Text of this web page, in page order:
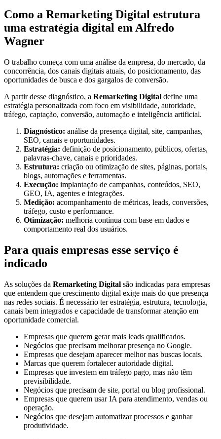
Como a Remarketing Digital estrutura
uma estratégia digital em Alfredo
Wagner
O trabalho começa com uma análise da empresa, do mercado, da
concorrência, dos canais digitais atuais, do posicionamento, das
oportunidades de busca e dos gargalos de conversão.
A partir desse diagnóstico, a Remarketing Digital define uma
estratégia personalizada com foco em visibilidade, autoridade,
tráfego, captação, conversão, automação e inteligência artificial.
Diagnóstico: análise da presença digital, site, campanhas,
SEO, canais e oportunidades.
Estratégia: definição de posicionamento, públicos, ofertas,
palavras-chave, canais e prioridades.
Estrutura: criação ou otimização de sites, páginas, portais,
blogs, automações e ferramentas.
Execução: implantação de campanhas, conteúdos, SEO,
GEO, IA, agentes e integrações.
Medição: acompanhamento de métricas, leads, conversões,
tráfego, custo e performance.
Otimização: melhoria contínua com base em dados e
comportamento real dos usuários.
Para quais empresas esse serviço é
indicado
As soluções da Remarketing Digital são indicadas para empresas
que entendem que crescimento digital exige mais do que presença
nas redes sociais. É necessário ter estratégia, estrutura, tecnologia,
canais bem integrados e capacidade de transformar atenção em
oportunidade comercial.
Empresas que querem gerar mais leads qualificados.
Negócios que precisam melhorar presença no Google.
Empresas que desejam aparecer melhor nas buscas locais.
Marcas que querem fortalecer autoridade digital.
Empresas que investem em tráfego pago, mas não têm
previsibilidade.
Negócios que precisam de site, portal ou blog profissional.
Empresas que querem usar IA para atendimento, vendas ou
operação.
Negócios que desejam automatizar processos e ganhar
produtividade.